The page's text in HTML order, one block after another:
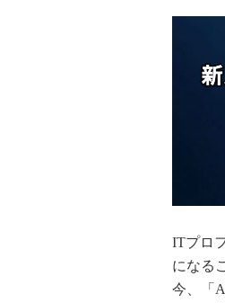
ITプロ
になる
今、「